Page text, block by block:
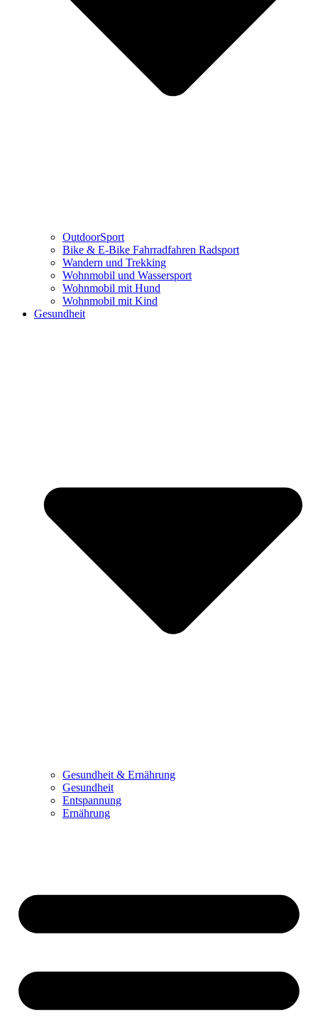
OutdoorSport
Bike & E-Bike Fahrradfahren Radsport
Wandern und Trekking
Wohnmobil und Wassersport
Wohnmobil mit Hund
Wohnmobil mit Kind
Gesundheit
Gesundheit & Ernährung
Gesundheit
Entspannung
Ernährung